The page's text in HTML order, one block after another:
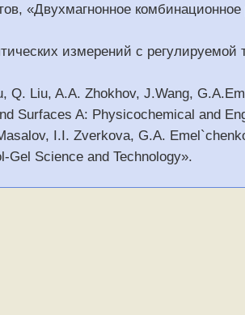
«Двухмагнонное комбинационное
измерений с
Q. Liu, A.A. Zhokhov, J.Wang,
Surfaces A: Physicochemical and
I.I. Zverkova, G.A.
Gel Science and Technology».